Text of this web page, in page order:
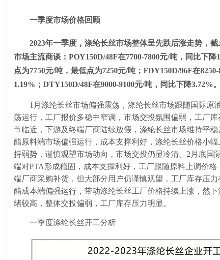
一季度市场价格回顾
2023年一季度，涤纶长丝市场整体呈先跌后涨走势，截
市场主流商谈：POY150D/48F在7700-7800元/吨，同比下降
点为7750元/吨，最低点为7250元/吨；FDY150D/96F在
1.19% ；DTY150D/48F在9000-9100元/吨，同比下降3.72%
1月涤纶长丝市场偏强震荡，涤纶长丝市场跟随国际原
荡运行，工厂报价多稳中窄调，市场交投氛围偏弱，工厂
节临近，下游及终端厂商陆续放假，涤纶长丝市场维持平
酯原料端市场偏强运行，成本支撑利好，涤纶长丝价格小
持弱势，谨慎观望市场动向，市场交投仍显冷清。 2 月底国
端对PTA形成稳固，成本支撑利好，工厂跟随原料上调价
端厂商采购补货，但大部分用户仍谨慎观望，工厂库存压
酯成本端偏强运行，带动涤纶长丝工厂价格持续上涨，然
绪较高，整体交投偏弱，工厂库存压力明显。
一季度涤纶长丝开工分析